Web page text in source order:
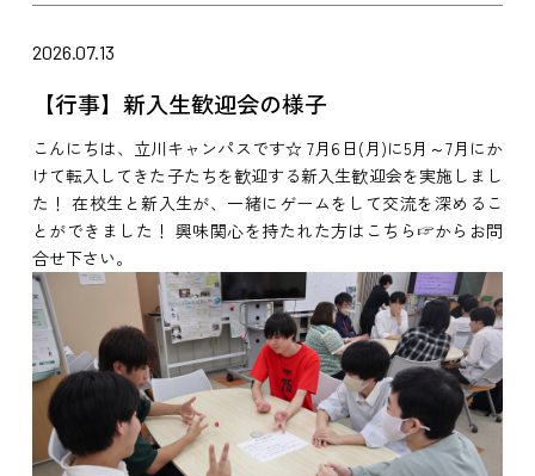
2026.07.13
【行事】新入生歓迎会の様子
こんにちは、立川キャンパスです☆ 7月6日(月)に5月～7月にか
けて転入してきた子たちを歓迎する新入生歓迎会を実施しまし
た！ 在校生と新入生が、一緒にゲームをして交流を深めるこ
とができました！ 興味関心を持たれた方はこちら☞からお問
合せ下さい。